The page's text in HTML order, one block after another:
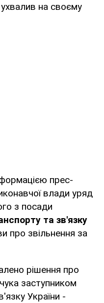
на своєму
прес-
влади уряд
з посади
та зв'язку
про звільнення за
рішення про
заступником
України -